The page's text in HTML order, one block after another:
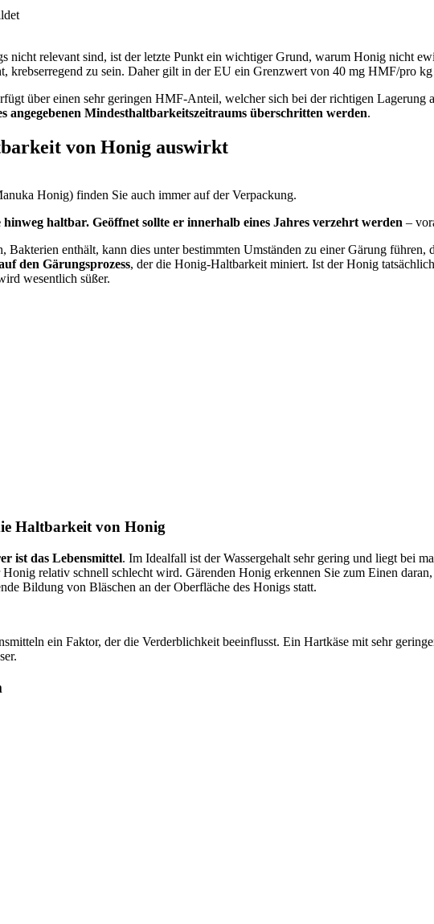
nicht relevant sind, ist der letzte Punkt ein wichtiger Grund, warum Honig nicht
krebserregend zu sein. Daher gilt in der EU ein Grenzwert von 40 mg HMF/pro
über einen sehr geringen HMF-Anteil, welcher sich bei der richtigen Lagerung
Mindesthaltbarkeitszeitraums überschritten werden.
von Honig auswirkt
Honig) finden Sie auch immer auf der Verpackung.
hinweg haltbar. Geöffnet sollte er innerhalb eines Jahres verzehrt werden –
enthält, kann dies unter bestimmten Umständen zu einer Gärung
den Gärungsprozess, der die Honig-Haltbarkeit miniert. Ist der Honig
wesentlich süßer.
Haltbarkeit von Honig
ist das Lebensmittel. Im Idealfall ist der Wassergehalt sehr gering und liegt bei
relativ schnell schlecht wird. Gärenden Honig erkennen Sie zum Einen
Bildung von Bläschen an der Oberfläche des Honigs statt.
ein Faktor, der die Verderblichkeit beeinflusst. Ein Hartkäse mit sehr